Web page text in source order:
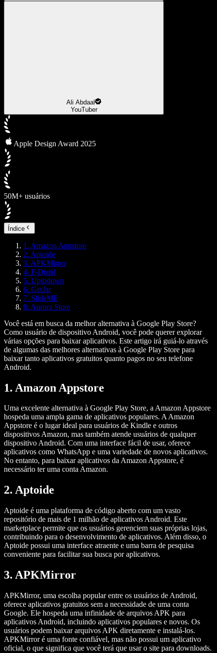
Ali Abdaal
YouTuber
Apple Design Award 2025
50M+ usuários
Índice
1. Amazon Appstore
2. Aptoide
3. APKMirror
4. F-Droid
5. Uptodown
6. GetJar
7. SlideME
8. Aurora Store
Você está em busca da melhor alternativa à Google Play Store?
Como usuário de dispositivo Android, você pode querer explorar
várias opções para baixar aplicativos. Este artigo irá guiá-lo através
de algumas das melhores alternativas à Google Play Store para
baixar tanto aplicativos gratuitos quanto pagos no seu telefone
Android.
1. Amazon Appstore
Uma excelente alternativa à Google Play Store, a Amazon Appstore
hospeda uma ampla gama de aplicativos populares. A Amazon
Appstore é o lugar ideal para usuários de Kindle e outros
dispositivos Amazon, mas também atende usuários de qualquer
dispositivo Android. Com uma interface fácil de usar, oferece
aplicativos como WhatsApp e uma variedade de novos aplicativos.
No entanto, para baixar aplicativos da Amazon Appstore, é
necessário ter uma conta Amazon.
2. Aptoide
Aptoide é uma plataforma de código aberto com um vasto
repositório de mais de 1 milhão de aplicativos Android. Este
marketplace permite que os usuários gerenciem suas próprias lojas,
contribuindo para o desenvolvimento de aplicativos. Além disso, o
Aptoide possui uma interface atraente e uma barra de pesquisa
conveniente para facilitar sua busca por aplicativos.
3. APKMirror
APKMirror, uma escolha popular entre os usuários de Android,
oferece aplicativos gratuitos sem a necessidade de uma conta
Google. Ele hospeda uma infinidade de arquivos APK para
aplicativos Android, incluindo aplicativos populares e novos. Os
usuários podem baixar arquivos APK diretamente e instalá-los.
APKMirror é uma fonte confiável, mas não possui um aplicativo
oficial, o que significa que você terá que usar o site para downloads.